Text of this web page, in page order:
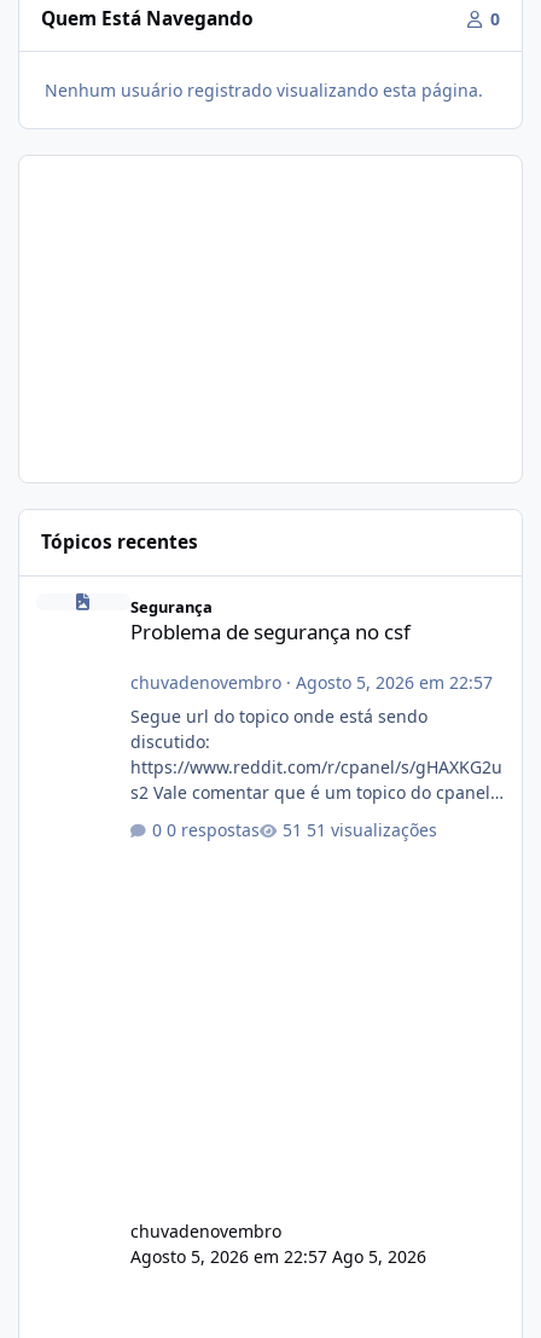
Quem Está Navegando 0
Nenhum usuário registrado visualizando esta página.
Tópicos recentes
Segurança
Problema de segurança no csf
chuvadenovembro· Agosto 5, 2026 em 22:57
Segue url do topico onde está sendo
discutido:
https://www.reddit.com/r/cpanel/s/gHAXKG2u
s2 Vale comentar que é um topico do cpanel...
0 respostas 51 visualizações
chuvadenovembro
Agosto 5, 2026 em 22:57 Ago 5, 2026